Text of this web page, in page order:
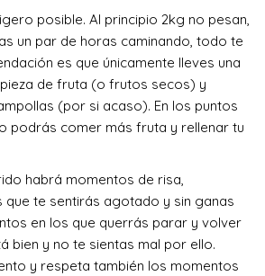
posible. Al principio 2kg no pesan,
un par de horas caminando, todo te
es que únicamente lleves una
de fruta (o frutos secos) y
(por si acaso). En los puntos
podrás comer más fruta y rellenar tu
habrá momentos de risa,
que te sentirás agotado y sin ganas
en los que querrás parar y volver
bien y no te sientas mal por ello.
y respeta también los momentos